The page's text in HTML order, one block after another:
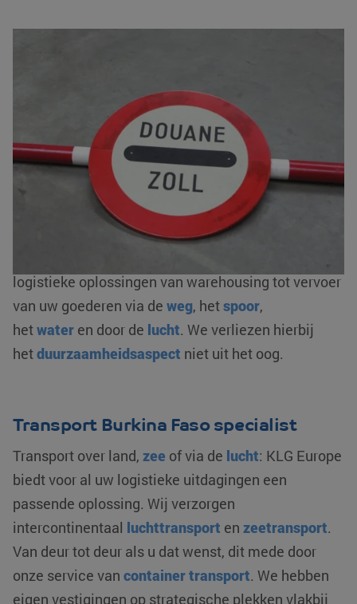
U kunt bij ons terecht voor vrijwel alle type
goederen. Naast het verzorgen van het transport,
regelen we ook het logistieke gedeelte. Zoals onder
andere decomplete douaneafhandeling : in- en
uitklaringen, bonded warehousing en/ of fiscale
vertegenwoordiging. Als AEO-gecertificeerde
logistieke dienstverlener zorgen wij voor een
logistieke oplossingen van warehousing tot vervoer
van uw goederen via de weg, hetspoor,
hetwater en door de lucht. We verliezen hierbij
hetduurzaamheidsaspect niet uit het oog.
Transport Burkina Faso specialist
Transport over land, zee of via de lucht: KLG Europe
biedt voor al uw logistieke uitdagingen een
passende oplossing. Wij verzorgen
intercontinentaal luchttransport en zeetransport.
Van deur tot deur als u dat wenst, dit mede door
onze service van container transport. We hebben
eigen vestigingen op strategische plekken vlakbij